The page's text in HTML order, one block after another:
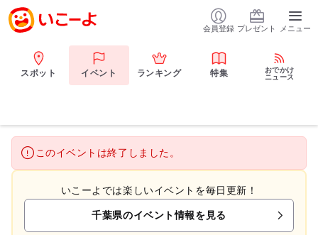
会員登録 プレゼント メニュー
スポット イベント ランキング 特集
おでかけ
ニュース
このイベントは終了しました。
いこーよでは楽しいイベントを毎日更新！
千葉県のイベント情報を見る